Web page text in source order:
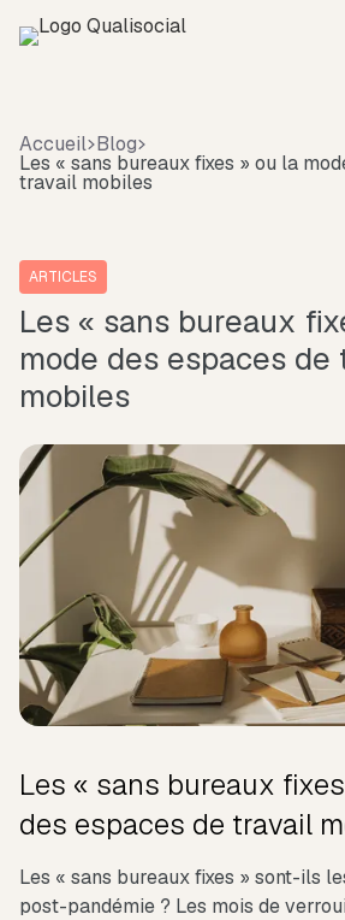
Accueil Blog
Les « sans bureaux fixes » ou la
travail mobiles
ARTICLES
Les « sans bureaux
mode des espaces de
mobiles
Les « sans bureaux
des espaces de travail
Les « sans bureaux fixes » sont-ils
post-pandémie ? Les mois de